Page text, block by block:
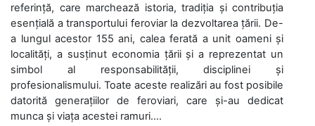
referință, care marchează istoria, tradiția și contribuția
esențială a transportului feroviar la dezvoltarea țării. De-
a lungul acestor 155 ani, calea ferată a unit oameni și
localități, a susținut economia țării și a reprezentat un
simbol al responsabilității, disciplinei și
profesionalismului. Toate aceste realizări au fost posibile
datorită generațiilor de feroviari, care și-au dedicat
munca și viața acestei ramuri....